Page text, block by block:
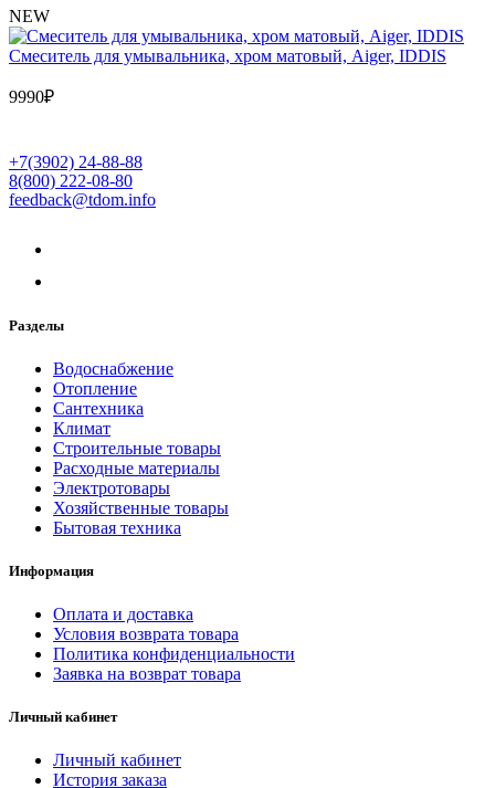
NEW
Cмеситель для умывальника, хром матовый, Aiger, IDDIS
9990₽
+7(3902) 24-88-88
8(800) 222-08-80
feedback@tdom.info
Разделы
Водоснабжение
Отопление
Сантехника
Климат
Строительные товары
Расходные материалы
Электротовары
Хозяйственные товары
Бытовая техника
Информация
Оплата и доставка
Условия возврата товара
Политика конфиденциальности
Заявка на возврат товара
Личный кабинет
Личный кабинет
История заказа